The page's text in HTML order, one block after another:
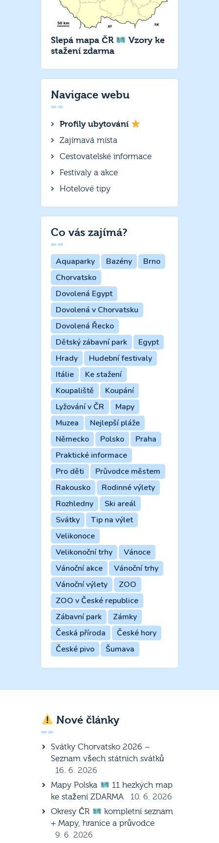
Slepá mapa ČR
Vzory ke
stažení zdarma
Navigace webu
Profily ubytování
Zajímavá místa
Cestovatelské informace
Festivaly a akce
Hotelové tipy
Co vás zajímá?
Aquaparky Bazény
Brno
Chorvatsko
Dovolená Egypt
Dovolená v Chorvatsku
Dovolená Řecko
Dětský zábavní park
Egypt
Hrady
Hudební festivaly
Itálie
Ke stažení
Koupaliště
Koupání
Lyžování v ČR
Mapy
Muzea
Nejlepší pláže
Německo
Polsko
Praha
Praktické informace
Pro děti
Průvodce městem
Rakousko
Rodinné výlety
Rozhledny
Ski areál
Svátky
Tip na výlet
Velikonoce
Velikonoční trhy
Vánoce
Vánoční akce
Vánoční trhy
Vánoční výlety
ZOO
ZOO v České republice
Zábavní park
Zámky
Česká příroda
České hory
České pivo
Šumava
Nové články
Svátky Chorvatsko 2026 –
Seznam všech státních svátků
16. 6. 2026
Mapy Polska
11 hezkých map
ke stažení ZDARMA
10. 6. 2026
Okresy ČR
kompletní seznam
+ Mapy, hranice a průvodce
9. 6. 2026